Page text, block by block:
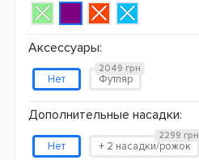
Аксессуары:
Нет Футляр
2049 грн
Дополнительные насадки:
Нет + 2 насадки/рожок
2299 грн